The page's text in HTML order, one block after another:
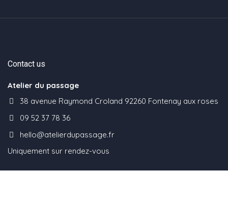
Contact us
Atelier du passage
38 avenue Raymond Croland 92260 Fontenay aux roses
09 52 37 78 36
hello@atelierdupassage.fr
Uniquement sur rendez-vous